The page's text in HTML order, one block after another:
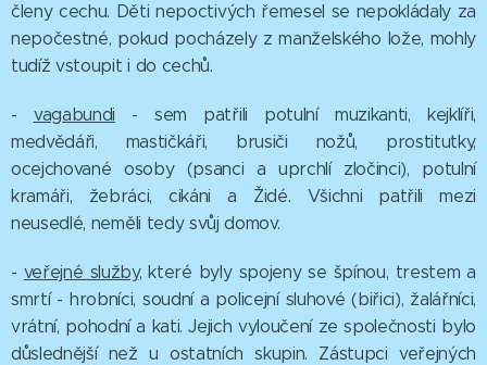
členy cechu. Děti nepoctivých řemesel se nepokládaly za
nepočestné, pokud pocházely z manželského lože, mohly
tudíž vstoupit i do cechů.
- vagabundi - sem patřili potulní muzikanti, kejklíři,
medvědáři, mastičkáři, brusiči nožů, prostitutky,
ocejchované osoby (psanci a uprchlí zločinci), potulní
kramáři, žebráci, cikáni a Židé. Všichni patřili mezi
neusedlé, neměli tedy svůj domov.
- veřejné služby, které byly spojeny se špínou, trestem a
smrtí - hrobníci, soudní a policejní sluhové (biřici), žalářníci,
vrátní, pohodní a kati. Jejich vyloučení ze společnosti bylo
důslednější než u ostatních skupin. Zástupci veřejných